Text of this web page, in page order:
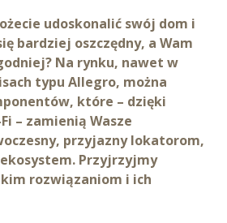
udoskonalić swój dom i
bardziej oszczędny, a Wam
Na rynku, nawet w
typu Allegro, można
które – dzięki
– zamienią Wasze
przyjazny lokatorom,
Przyjrzyjmy
rozwiązaniom i ich